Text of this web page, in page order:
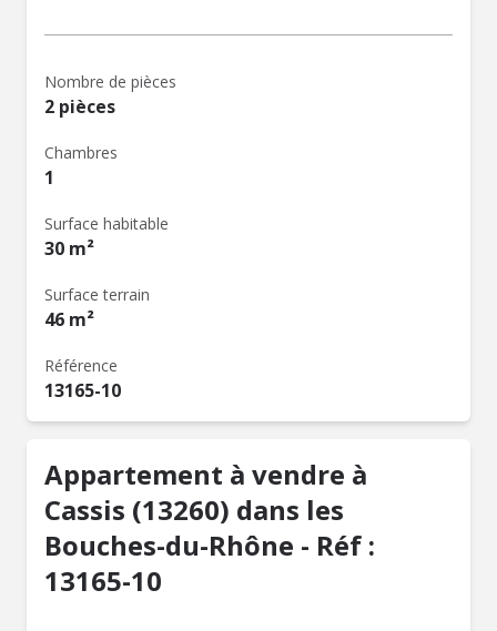
Nombre de pièces
2 pièces
Chambres
1
Surface habitable
30 m²
Surface terrain
46 m²
Référence
13165-10
Appartement à vendre à
Cassis (13260) dans les
Bouches-du-Rhône - Réf :
13165-10